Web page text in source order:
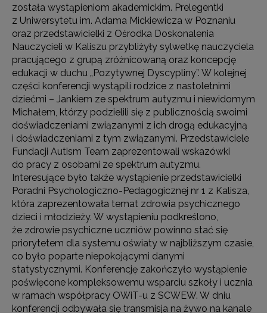
została wystąpieniom akademickim. Prelegentki
z Uniwersytetu im. Adama Mickiewicza w Poznaniu
oraz przedstawicielki z Ośrodka Doskonalenia
Nauczycieli w Kaliszu przybliżyły sylwetkę nauczyciela
pracującego z grupą zróżnicowaną oraz koncepcję
edukacji w duchu „Pozytywnej Dyscypliny”. W kolejnej
części konferencji wystąpili rodzice z nastoletnimi
dziećmi – Jankiem ze spektrum autyzmu i niewidomym
Michałem, którzy podzielili się z publicznością swoimi
doświadczeniami związanymi z ich drogą edukacyjną
i doświadczeniami z tym związanymi. Przedstawiciele
Fundacji Autism Team zaprezentowali wskazówki
do pracy z osobami ze spektrum autyzmu.
Interesujące było także wystąpienie przedstawicielki
Poradni Psychologiczno-Pedagogicznej nr 1 z Kalisza,
która zaprezentowała temat zdrowia psychicznego
dzieci i młodzieży. W wystąpieniu podkreślono,
że zdrowie psychiczne uczniów powinno stać się
priorytetem dla systemu oświaty w najbliższym czasie,
co było poparte niepokojącymi danymi
statystycznymi. Konferencję zakończyło wystąpienie
poświęcone kompleksowemu wsparciu szkoły i ucznia
w ramach współpracy OWiT-u z SCWEW. W dniu
konferencji odbywała się transmisja na żywo na kanale